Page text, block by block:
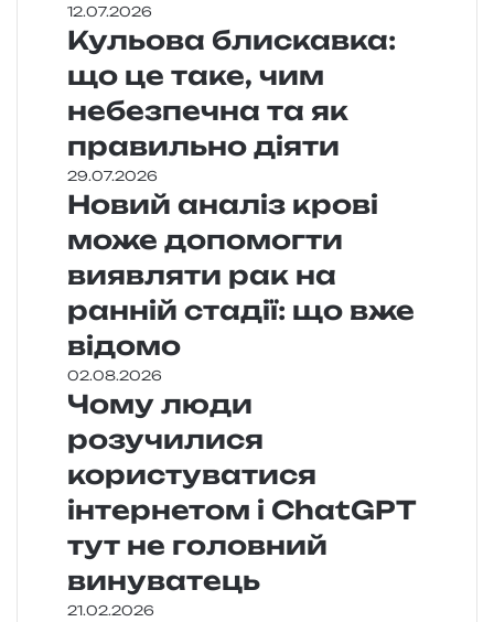
12.07.2026
Кульова блискавка:
що це таке, чим
небезпечна та як
правильно діяти
29.07.2026
Новий аналіз крові
може допомогти
виявляти рак на
ранній стадії: що вже
відомо
02.08.2026
Чому люди
розучилися
користуватися
інтернетом і ChatGPT
тут не головний
винуватець
21.02.2026